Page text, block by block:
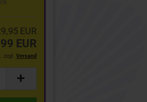
EUR
EUR
zzgl. Versand